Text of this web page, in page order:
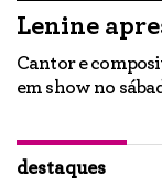
Lenine
Cantor e
em show no
destaques